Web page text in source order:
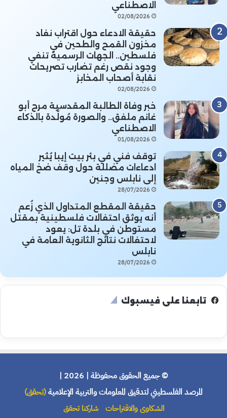
الاصطناعي
02/08/2026
حقيقة الادعاء حول اقتراب نفاد
مخزون القمح والطحين في
فلسطين.. الجهات الرسمية تنفي
وجود نقص رغم تضارب تصريحات
نقابة أصحاب المخابز
02/08/2026
خبر وفاة الطالبة المقدسية مرح أبو
غانم ملفق.. والصورة مُولَّدة بالذكاء
الاصطناعي
01/08/2026
توقف فني في بئر بيت إيبا يُثير
ادعاءات مضللة حول وقف ضخ المياه
إلى نابلس وجنين
28/07/2026
حقيقة المقطع المتداول الذي زُعم
أنه يوثق احتفالات فلسطينية بمقتل
مستوطن في بلدة تل: يعود
لاحتفالات نتائج الثانوية العامة في
نابلس
28/07/2026
تابعنا على فيسبوك
© جميع الحقوق محفوظة | 2026 |
المرصد الفلسطيني لتدقيق المعلومات والتربية الإعلامية(تحقق)
الشكاوى والاقتراحات شاركنا تحقق